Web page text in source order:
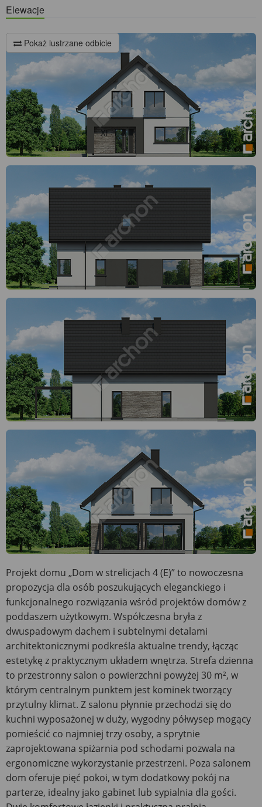
Elewacje
Pokaż lustrzane odbicie
Projekt domu „Dom w strelicjach 4 (E)” to nowoczesna
propozycja dla osób poszukujących eleganckiego i
funkcjonalnego rozwiązania wśród projektów domów z
poddaszem użytkowym. Współczesna bryła z
dwuspadowym dachem i subtelnymi detalami
architektonicznymi podkreśla aktualne trendy, łącząc
estetykę z praktycznym układem wnętrza. Strefa dzienna
to przestronny salon o powierzchni powyżej 30 m², w
którym centralnym punktem jest kominek tworzący
przytulny klimat. Z salonu płynnie przechodzi się do
kuchni wyposażonej w duży, wygodny półwysep mogący
pomieścić co najmniej trzy osoby, a sprytnie
zaprojektowana spiżarnia pod schodami pozwala na
ergonomiczne wykorzystanie przestrzeni. Poza salonem
dom oferuje pięć pokoi, w tym dodatkowy pokój na
parterze, idealny jako gabinet lub sypialnia dla gości.